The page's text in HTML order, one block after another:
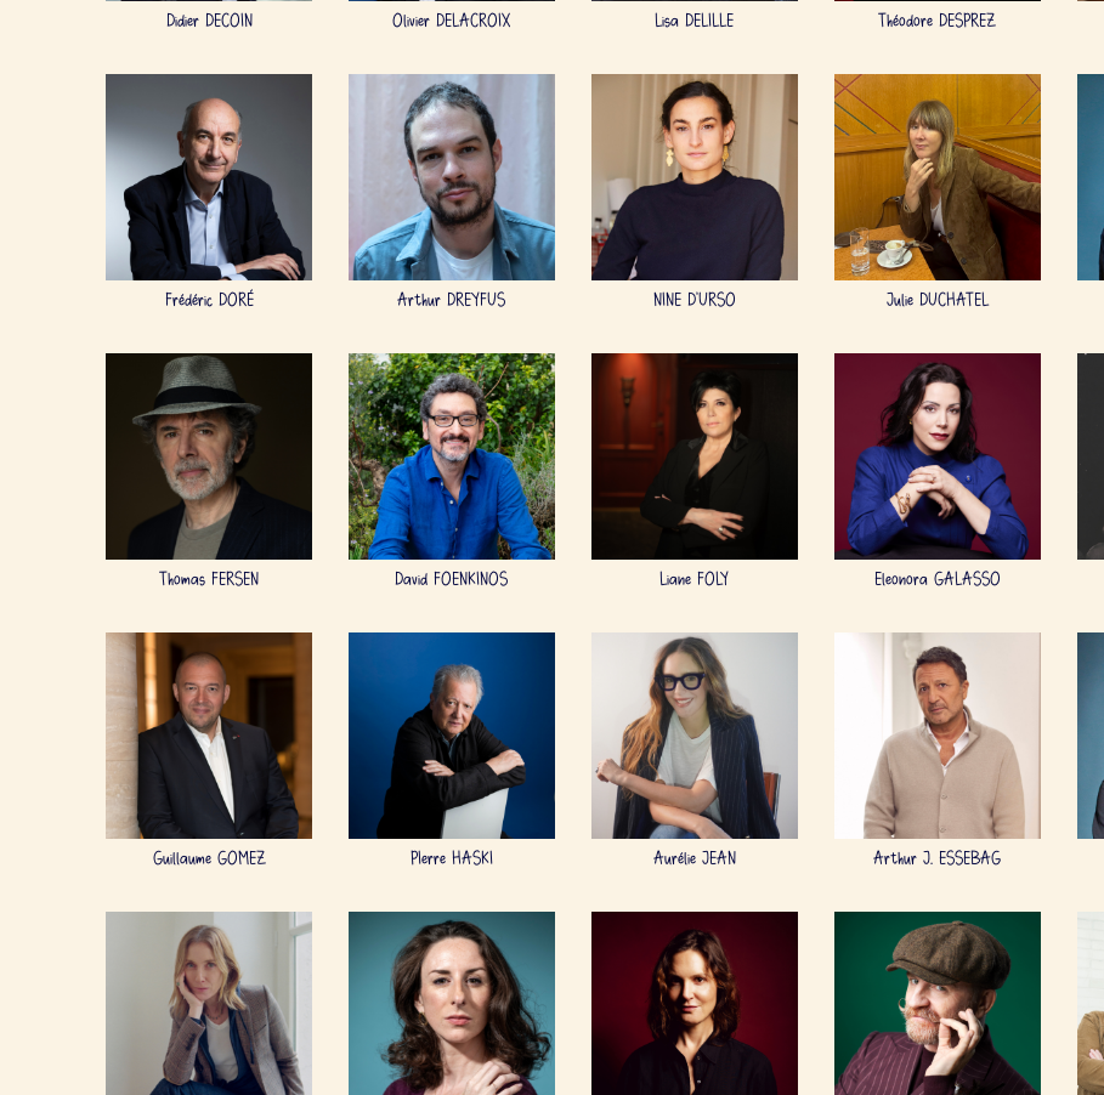
Didier DECOIN Olivier DELACROIX Lisa DELILLE Théodore DESPREZ
Frédéric DORÉ Arthur DREYFUS NINE D'URSO Julie DUCHATEL
Thomas FERSEN David FOENKINOS Liane FOLY Eleonora GALASSO
Guillaume GOMEZ PIerre HASKI Aurélie JEAN Arthur J. ESSEBAG